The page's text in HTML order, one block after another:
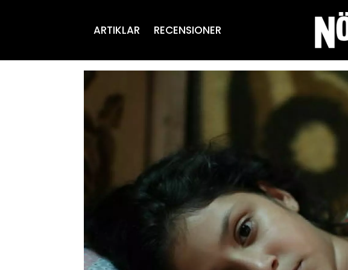
ARTIKLAR RECENSIONER